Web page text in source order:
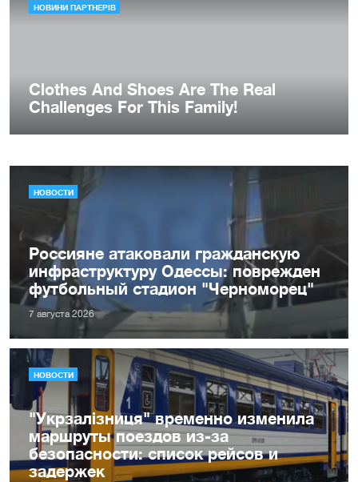
НОВОСТИ
Россияне атаковали гражданскую
инфраструктуру Одессы: поврежден
футбольный стадион "Черноморец"
7 августа 2026
НОВОСТИ
"Укрзалізниця" временно изменила
маршруты поездов из-за
безопасности: список рейсов и
задержек